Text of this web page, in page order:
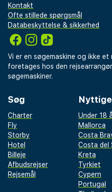
Kontakt
Ofte stillede spørgsmål
Databeskyttelse & sikkerhed
Vi er en søgemaskine og ikke et
foretages hos den
søgemaskiner.
Søg
Charter
Fly
Storby
Hotel
Billeje
Afbudsrejser
Rejsemål
Under 18
Mallorca
Costa
Costa del
Kreta
Tyrkiet
Cypern
Portugal